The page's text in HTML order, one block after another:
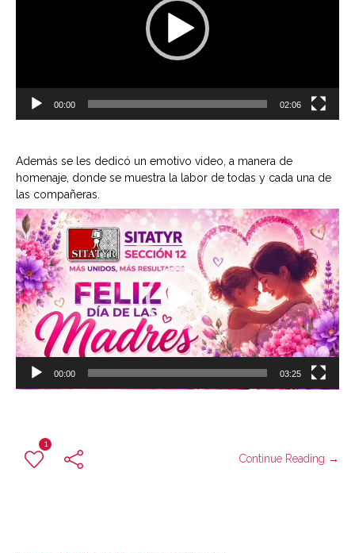
00:00 02:06
Además se les dedicó un emotivo video, a manera de
homenaje, donde se muestra la labor de todas y cada una de
las compañeras.
Reproductor
de
vídeo
00:00 03:25
1
Continue Reading →